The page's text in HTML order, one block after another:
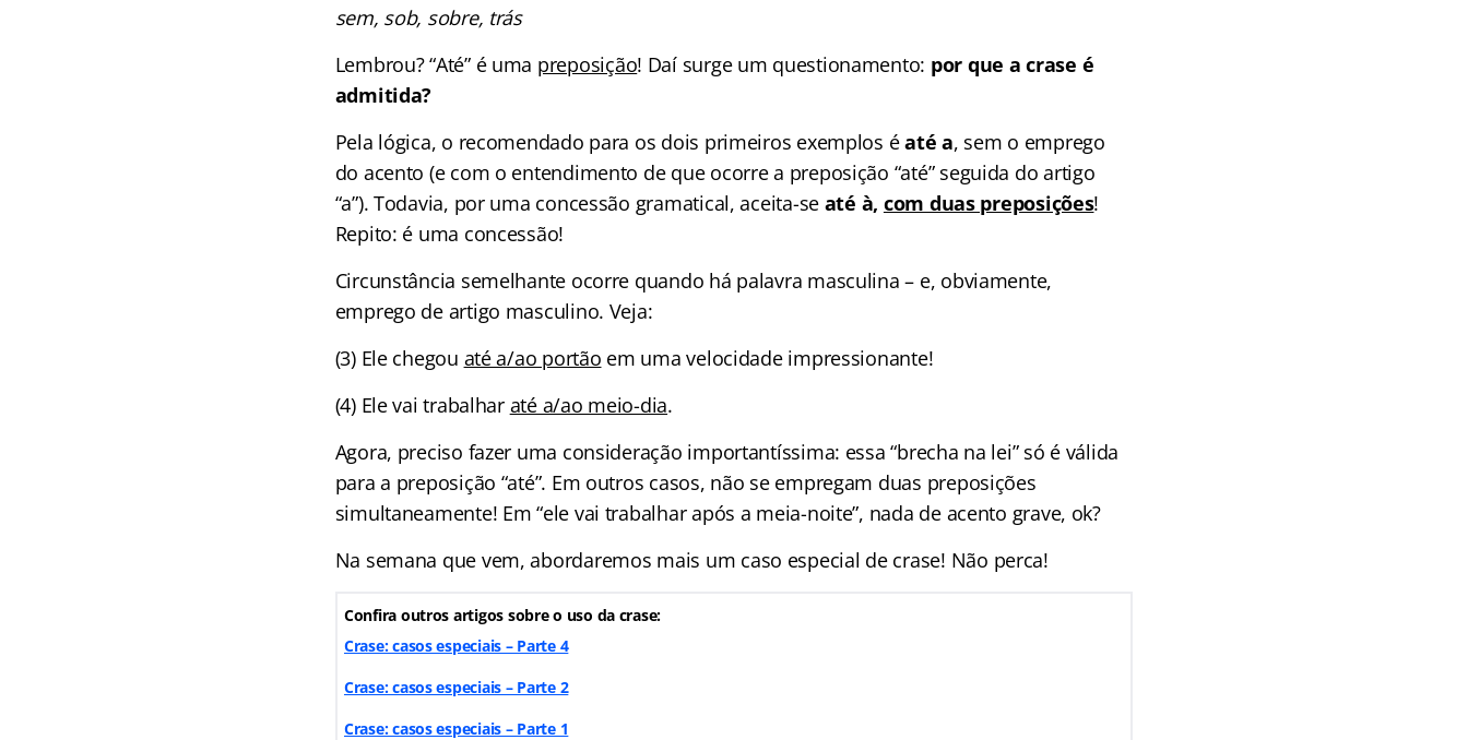
sem, sob, sobre, trás
Lembrou? “Até” é uma preposição! Daí surge um questionamento: por que a crase é
admitida?
Pela lógica, o recomendado para os dois primeiros exemplos éaté a, sem o emprego
do acento (e com o entendimento de que ocorre a preposição “até” seguida do artigo
“a”). Todavia, por uma concessão gramatical, aceita-se até à, com duas preposições!
Repito: é uma concessão!
Circunstância semelhante ocorre quando há palavra masculina – e, obviamente,
emprego de artigo masculino. Veja:
(3) Ele chegou até a/ao portão em uma velocidade impressionante!
(4) Ele vai trabalhar até a/ao meio-dia.
Agora, preciso fazer uma consideração importantíssima: essa “brecha na lei” só é válida
para a preposição “até”. Em outros casos, não se empregam duas preposições
simultaneamente! Em “ele vai trabalhar após a meia-noite”, nada de acento grave, ok?
Na semana que vem, abordaremos mais um caso especial de crase! Não perca!
Confira outros artigos sobre o uso da crase:
Crase: casos especiais – Parte 4
Crase: casos especiais – Parte 2
Crase: casos especiais – Parte 1